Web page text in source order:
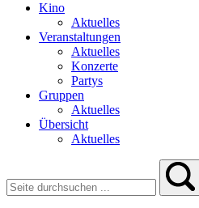
Kino
Aktuelles
Veranstaltungen
Aktuelles
Konzerte
Partys
Gruppen
Aktuelles
Übersicht
Aktuelles